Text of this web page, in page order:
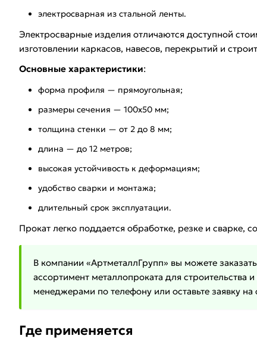
электросварная из стальной ленты.
Электросварные изделия отличаются доступной
изготовлении каркасов, навесов, перекрытий и
Основные характеристики:
форма профиля — прямоугольная;
размеры сечения — 100х50 мм;
толщина стенки — от 2 до 8 мм;
длина — до 12 метров;
высокая устойчивость к деформациям;
удобство сварки и монтажа;
длительный срок эксплуатации.
Прокат легко поддается обработке, резке и сварке,
В компании «АртметаллГрупп» вы можете
ассортимент металлопроката для
менеджерами по телефону или оставьте заявку на
Где применяется